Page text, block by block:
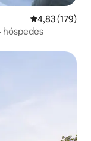
4,83 de uma
4,83 (179)
hóspedes